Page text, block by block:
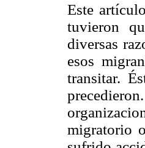
Este
tuvieron
diversas
esos
transitar.
migratorio